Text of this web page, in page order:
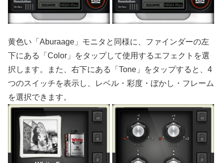
黄色い「Aburaage」モニタと同様に、ファインダーの左
下にある「Color」をタップして使用するエフェクトを選
択します。また、右下にある「Tone」をタップすると、4
つのスイッチを表示し、レベル・彩度・ぼかし・フレーム
を選択できます。